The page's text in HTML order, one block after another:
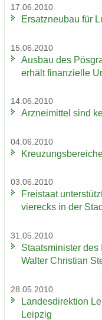
17.06.2010
Er­satz­neu­bau für
15.06.2010
Aus­bau des
er­hält fi­nan­zi­el­le
14.06.2010
Arz­nei­mit­tel sind
04.06.2010
03.06.2010
Frei­staat
vier­ecks in der
31.05.2010
Staats­mi­nis­ter
Wal­ter Chris­ti­an
28.05.2010
Lan­des­di­rek­ti­on
Leip­zig